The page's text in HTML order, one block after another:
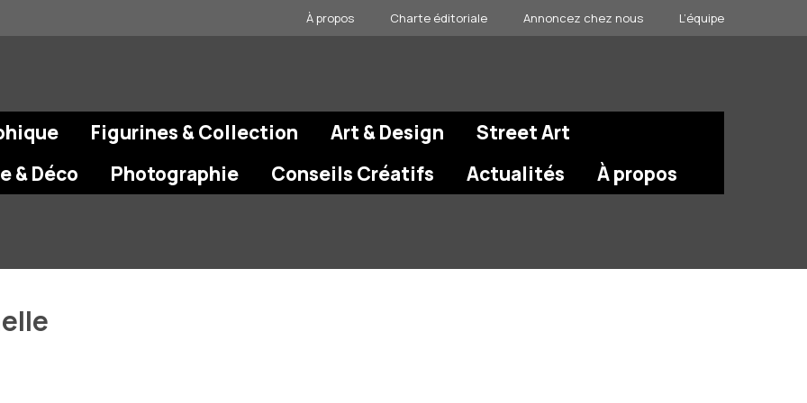
À propos Charte éditoriale Annoncez chez nous L’équipe
Figurines & Collection Art & Design
Street Art
& Déco
Photographie Conseils Créatifs Actualités À propos